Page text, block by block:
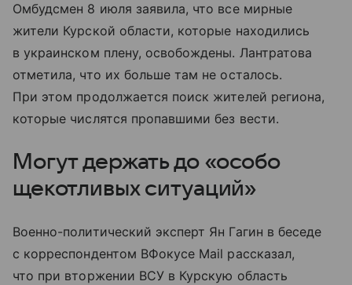
Омбудсмен 8 июля заявила, что все мирные
жители Курской области, которые находились
в украинском плену, освобождены. Лантратова
отметила, что их больше там не осталось.
При этом продолжается поиск жителей региона,
которые числятся пропавшими без вести.
Могут держать до «особо
щекотливых ситуаций»
Военно-политический эксперт Ян Гагин в беседе
с корреспондентом ВФокусе Mail рассказал,
что при вторжении ВСУ в Курскую область